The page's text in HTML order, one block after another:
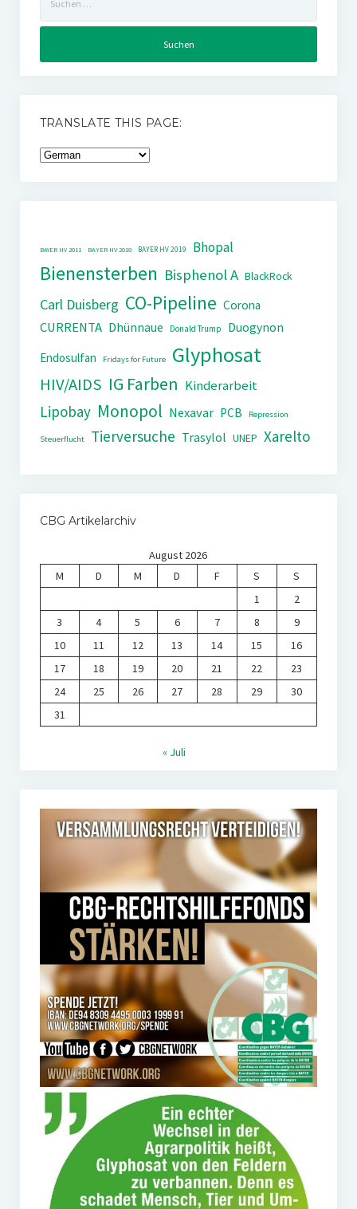
nach:
TRANSLATE THIS PAGE:
BAYER HV 2011 BAYER HV 2018 BAYER HV 2019 Bhopal
Bienensterben Bisphenol A BlackRock
Carl Duisberg CO-Pipeline Corona
CURRENTA Dhünnaue Donald Trump
Duogynon
Endosulfan
Fridays for Future Glyphosat
HIV/AIDS IG Farben Kinderarbeit
Lipobay Monopol Nexavar PCB Repression
Steuerflucht Tierversuche Trasylol UNEP Xarelto
CBG Artikelarchiv
August 2026
M
D M D F S
S
1
2
3
4 5 6 7 8
9
10
11 12 13 14 15
16
17
18 19 20 21 22
23
24
25 26 27 28 29
30
31
« Juli